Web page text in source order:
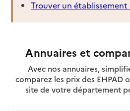
Trouver un
Annuaires et
Avec nos annuaires,
comparez les prix des EHPAD
site de votre département